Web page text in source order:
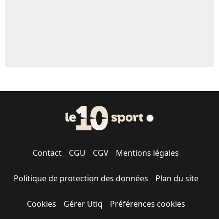
Contact CGU CGV Mentions légales
Politique de protection des données Plan du site
Cookies Gérer Utiq Préférences cookies